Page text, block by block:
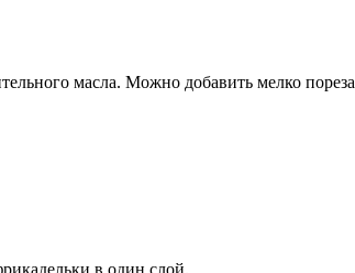
масла. Можно добавить мелко
в один слой.